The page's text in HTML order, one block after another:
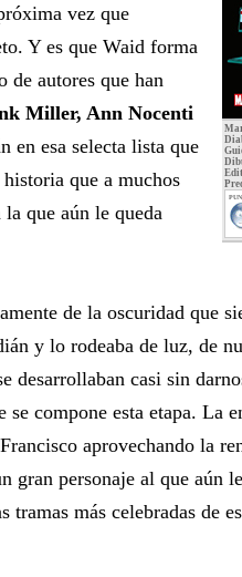
vez que
Y es que Waid forma
de autores que han
Miller, Ann Nocenti
en esa selecta lista que
que a muchos
la que aún le queda
de la oscuridad que
y lo rodeaba de luz, de
desarrollaban casi sin
se compone esta etapa. La
aprovechando la
gran personaje al que aún
tramas más celebradas de